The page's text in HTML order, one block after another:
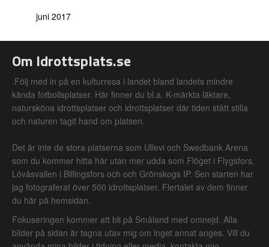
juni 2017
Om Idrottsplats.se
.Följ med in på en kulturresa i landet bland landets mindre
kända fotbollsplatser. Här finner du bl.a. K-märkta läktare,
natursköna idrottsplatser och idrottsplatser där tiden stått stilla
och naturen tagit hand om platsen.
Det är inte de stora platserna som Ullevi och Swedbank Arena
som du kommer hitta här utan mer udda som Flöget i Flygsfors,
Lövåsvallen i Billingsfors och och Grönskogs IP. Sen starten har
jag fotograferat över 500 idrottsplatser. Flertalet av dem finner
du här på hemsidan.
Fokuseringen kommer att bli på Småland med omnejd. Alla
bilder på sidan är tagna utav mig om inget annat anges. Vill du